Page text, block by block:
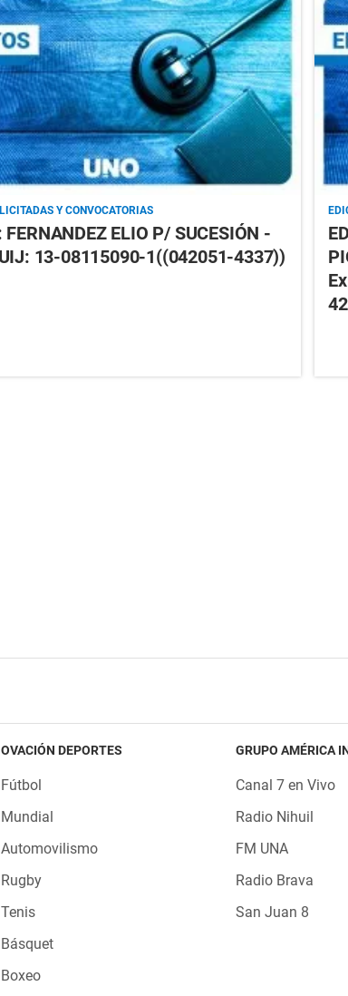
Y CONVOCATORIAS
FERNANDEZ ELIO P/ SUCESIÓN -
13-08115090-1((042051-4337))
OVACIÓN DEPORTES
Fútbol
Mundial
Automovilismo
Rugby
Tenis
Básquet
Boxeo
GRUPO AMÉRICA
Canal 7 en Vivo
Radio Nihuil
FM UNA
Radio Brava
San Juan 8